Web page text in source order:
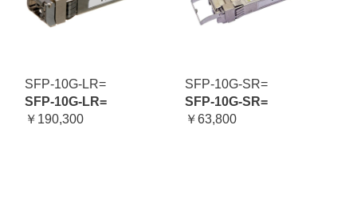
SFP-10G-LR=
SFP-10G-LR=
￥190,300
SFP-10G-SR=
SFP-10G-SR=
￥63,800